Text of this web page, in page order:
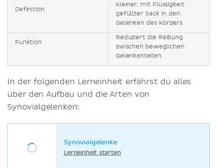
Definition
Kleiner, mit Flüssigkeit
gefüllter Sack in den
Gelenken des Körpers
Funktion
Reduziert die Reibung
zwischen beweglichen
Gelenkanteilen
In der folgenden Lerneinheit erfährst du alles
über den Aufbau und die Arten von
Synovialgelenken:
Synovialgelenke
Lerneinheit starten